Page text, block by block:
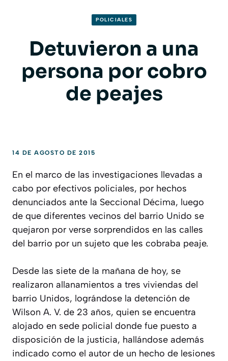
POLICIALES
Detuvieron a una
persona por cobro
de peajes
14 DE AGOSTO DE 2015
En el marco de las investigaciones llevadas a
cabo por efectivos policiales, por hechos
denunciados ante la Seccional Décima, luego
de que diferentes vecinos del barrio Unido se
quejaron por verse sorprendidos en las calles
del barrio por un sujeto que les cobraba peaje.
Desde las siete de la mañana de hoy, se
realizaron allanamientos a tres viviendas del
barrio Unidos, lográndose la detención de
Wilson A. V. de 23 años, quien se encuentra
alojado en sede policial donde fue puesto a
disposición de la justicia, hallándose además
indicado como el autor de un hecho de lesiones